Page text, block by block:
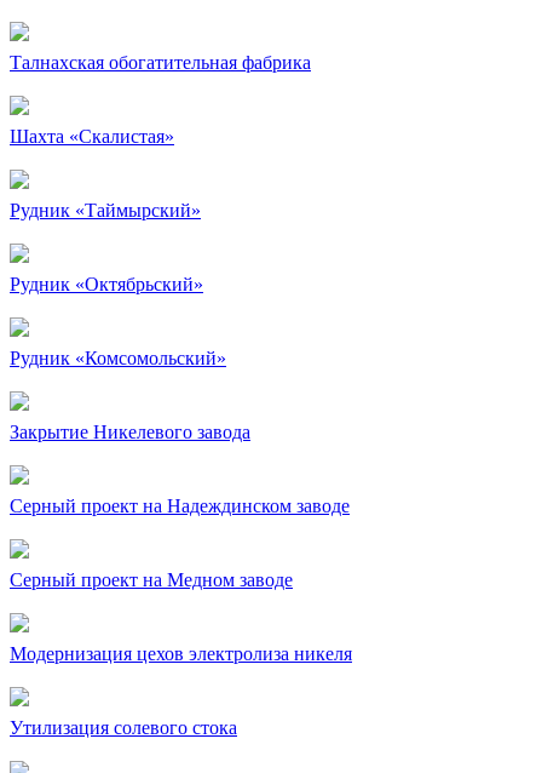
Талнахская обогатительная фабрика
Шахта «Скалистая»
Рудник «Таймырский»
Рудник «Октябрьский»
Рудник «Комсомольский»
Закрытие Никелевого завода
Серный проект на Надеждинском заводе
Серный проект на Медном заводе
Модернизация цехов электролиза никеля
Утилизация солевого стока